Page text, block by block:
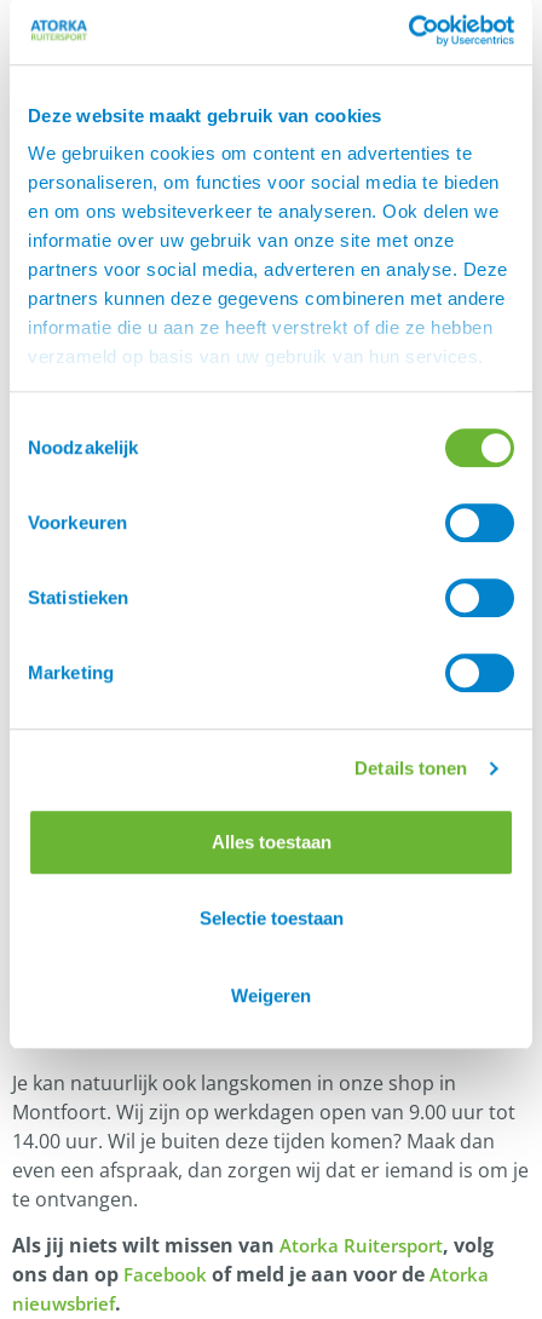
Deze website maakt gebruik van cookies
We gebruiken cookies om content en advertenties te
personaliseren, om functies voor social media te bieden
en om ons websiteverkeer te analyseren. Ook delen we
informatie over uw gebruik van onze site met onze
partners voor social media, adverteren en analyse. Deze
partners kunnen deze gegevens combineren met andere
informatie die u aan ze heeft verstrekt of die ze hebben
verzameld op basis van uw gebruik van hun services.
Noodzakelijk
Voorkeuren
Statistieken
Marketing
Details tonen
Alles toestaan
Selectie toestaan
Weigeren
korte kniewrongen.
Standaard is dit zadel leverbaar in de
kussens. De D kan op speciale bestelling ook
orden geleverd in 16.5 of 18″. en tevens in
andere kleuren.
Karlslund
Karlslund is een Deens merk wat een grote
verscheidenheid aan zeer populaire producten
levert voor IJslandse paarden. Zij hebben een
geweldige collectie rijkleding. Denk hierbij aan
jodhpur rijbroeken, schoenen, jassen, vesten,
voor IJslandse paarden. Uiteraard hebben zij ook
beugelriemen. Bijzonder in de collectie is de grote
collectie aan teugels in diverse kleuren en
Enkel ingelogde klanten die dit product gekocht
Klantenservice
Heb je een vraag aan de Atorka Klantenservice? Op
Ons telefoonnummer is 0348-446168, maar een
Je kan natuurlijk ook langskomen in onze shop in
Montfoort. Wij zijn op werkdagen open van 9.00 uur tot
14.00 uur. Wil je buiten deze tijden komen? Maak dan
even een afspraak, dan zorgen wij dat er iemand is om je
te ontvangen.
Als jij niets wilt missen van Atorka Ruitersport, volg
ons dan op Facebook of meld je aan voor de Atorka
nieuwsbrief.